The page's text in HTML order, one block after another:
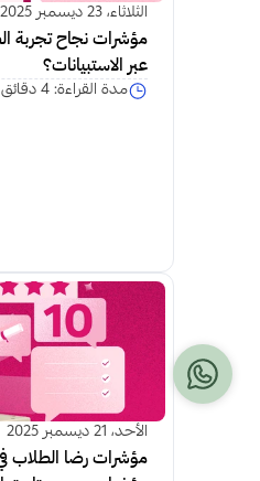
الثلاثاء، 23 ديسمبر 2025
عبر الاستبيانات؟
مدة القراءة: 4 دقائق
الأحد، 21 ديسمبر 2025